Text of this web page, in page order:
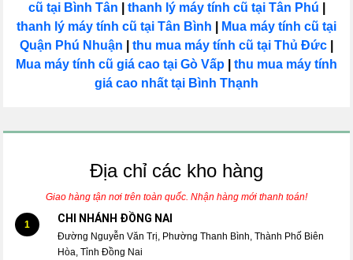
cũ tại Bình Tân
thanh lý máy tính cũ tại Tân Phú
thanh lý máy tính cũ tại Tân Bình
Mua máy tính cũ tại
Quận Phú Nhuận
thu mua máy tính cũ tại Thủ Đức
Mua máy tính cũ giá cao tại Gò Vấp
thu mua máy tính
giá cao nhất tại Bình Thạnh
Địa chỉ các kho hàng
Giao hàng tận nơi trên toàn quốc. Nhận hàng mới thanh toán!
1 CHI NHÁNH ĐỒNG NAI
Đường Nguyễn Văn Trị, Phường Thanh Bình, Thành Phố Biên
Hòa, Tỉnh Đồng Nai